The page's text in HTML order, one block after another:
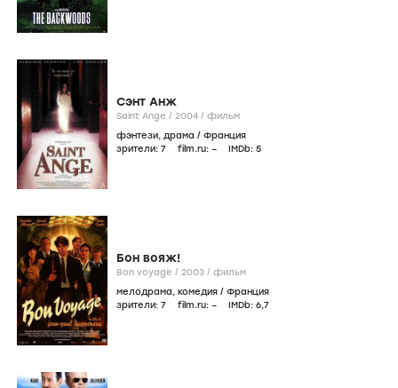
Сэнт Анж
Saint Ange / 2004 / фильм
фэнтези, драма / Франция
зрители: 7 film.ru: – IMDb: 5
Бон вояж!
Bon voyage / 2003 / фильм
мелодрама, комедия / Франция
зрители: 7 film.ru: – IMDb: 6,7